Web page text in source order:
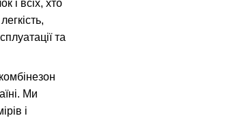
і всіх, хто
та
Ми
і